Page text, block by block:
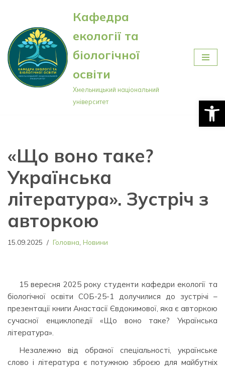
Перейти
до
вмісту
Кафедра
екології та
біологічної
освіти
Хмельницький національний
університет
«Що воно таке?
Українська
література». Зустріч з
авторкою
15.09.2025 Головна Новини
15 вересня 2025 року студенти кафедри екології та
біологічної освіти СОБ-25-1 долучилися до зустрічі –
презентації книги Анастасії Євдокимової, яка є авторкою
сучасної енциклопедії «Що воно таке? Українська
література».
Незалежно від обраної спеціальності, українське
слово і література є потужною зброєю для майбутніх